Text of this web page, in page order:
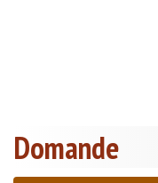
Domande